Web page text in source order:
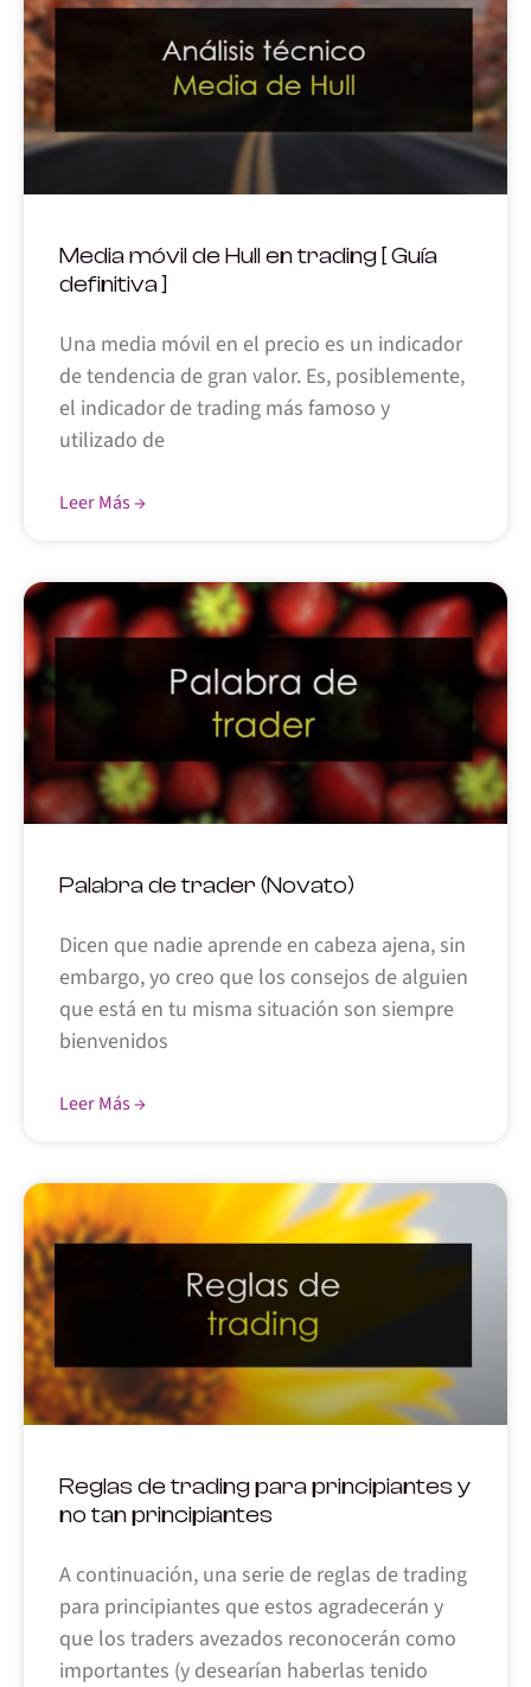
Media móvil de Hull en trading [ Guía
definitiva ]
Una media móvil en el precio es un indicador
de tendencia de gran valor. Es, posiblemente,
el indicador de trading más famoso y
utilizado de
Leer Más →
Palabra de trader (Novato)
Dicen que nadie aprende en cabeza ajena, sin
embargo, yo creo que los consejos de alguien
que está en tu misma situación son siempre
bienvenidos
Leer Más →
Reglas de trading para principiantes y
no tan principiantes
A continuación, una serie de reglas de trading
para principiantes que estos agradecerán y
que los traders avezados reconocerán como
importantes (y desearían haberlas tenido